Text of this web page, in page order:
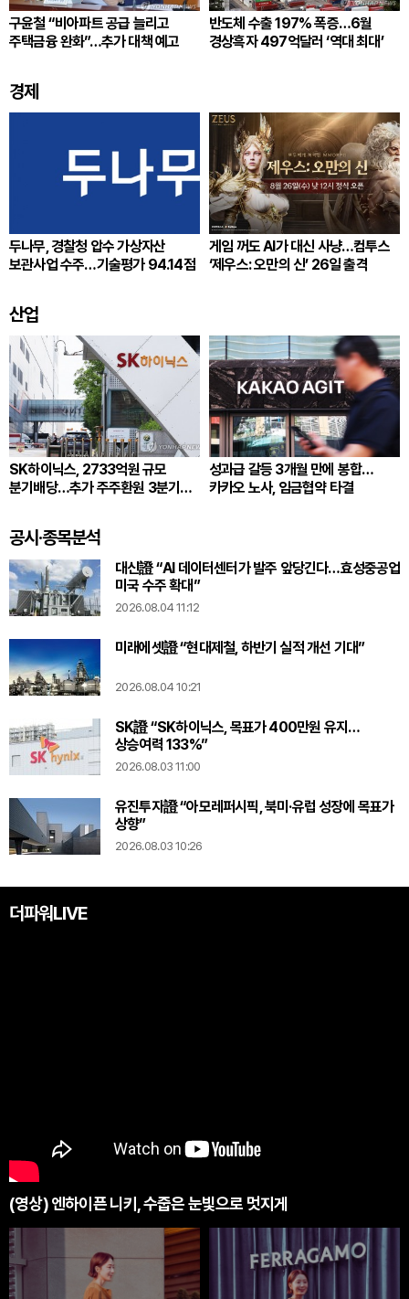
구윤철 “비아파트 공급 늘리고
주택금융 완화”…추가 대책 예고
반도체 수출 197% 폭증…6월
경상흑자 497억달러 ‘역대 최대’
경제
두나무, 경찰청 압수 가상자산
보관사업 수주…기술평가 94.14점
게임 꺼도 AI가 대신 사냥…컴투스
‘제우스: 오만의 신’ 26일 출격
산업
SK하이닉스, 2733억원 규모
분기배당…추가 주주환원 3분기
성과급 갈등 3개월 만에 봉합…
카카오 노사, 임금협약 타결
공시·종목분석
대신證 “AI 데이터센터가 발주 앞당긴다…효성중공업
미국 수주 확대”
2026.08.04 11:12
미래에셋證 “현대제철, 하반기 실적 개선 기대”
2026.08.04 10:21
SK證 “SK하이닉스, 목표가 400만원 유지…
상승여력 133%”
2026.08.03 11:00
유진투자證 “아모레퍼시픽, 북미·유럽 성장에 목표가
상향”
2026.08.03 10:26
더파워LIVE
(영상) 엔하이픈 니키, 수줍은 눈빛으로 멋지게